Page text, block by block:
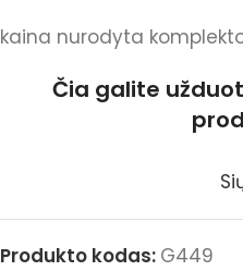
kaina nurodyta
Čia galite
Produkto kodas: G449